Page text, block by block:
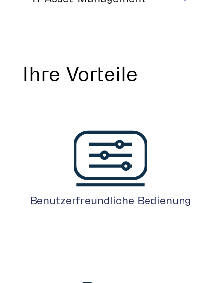
Ihre Vorteile
Benutzerfreundliche Bedienung